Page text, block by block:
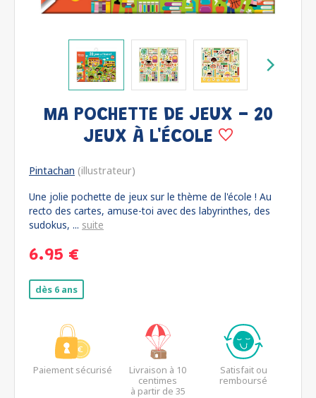
MA POCHETTE DE JEUX - 20
JEUX À L'ÉCOLE
Pintachan (illustrateur)
Une jolie pochette de jeux sur le thème de l'école ! Au
recto des cartes, amuse-toi avec des labyrinthes, des
sudokus, ... suite
6.95 €
dès 6 ans
Paiement sécurisé
Livraison à 10
centimes
à partir de 35
Satisfait ou
remboursé